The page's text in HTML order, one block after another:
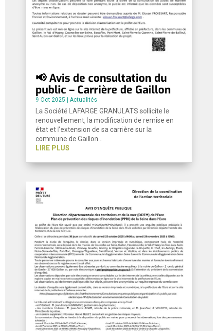
📢 Avis de consultation du
public – Carrière de Gaillon
9 Oct 2025 | Actualités
La Société LAFARGE GRANULATS sollicite le
renouvellement, la modification de remise en
état et l’extension de sa carrière sur la
commune de Gaillon…
LIRE PLUS